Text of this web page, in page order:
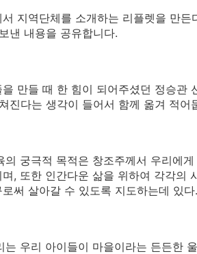
서 지역단체를 소개하는 리플렛을 만
낸 내용을 공유합니다.
을 만들 때 한 힘이 되어주셨던 정승관
진다는 생각이 들어서 함께 옮겨 적어
의 궁극적 목적은 창조주께서 우리에
며, 또한 인간다운 삶을 위하여 각각의
로써 살아갈 수 있도록 지도하는데 있
는 우리 아이들이 마을이라는 든든한